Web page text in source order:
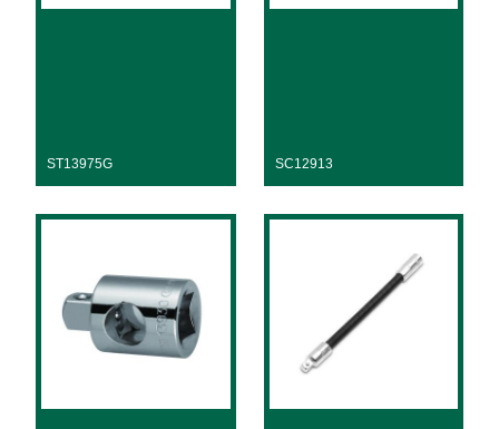
ST13975G SC12913